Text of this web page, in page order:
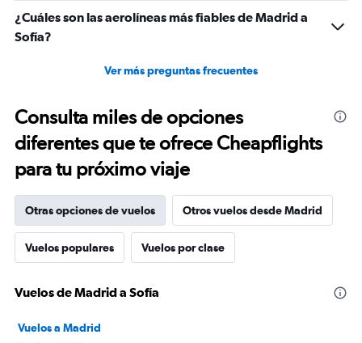
¿Cuáles son las aerolíneas más fiables de Madrid a
Sofía?
Ver más preguntas frecuentes
Consulta miles de opciones
diferentes que te ofrece Cheapflights
para tu próximo viaje
Otras opciones de vuelos Otros vuelos desde Madrid
Vuelos populares Vuelos por clase
Vuelos de Madrid a Sofía
Vuelos a Madrid